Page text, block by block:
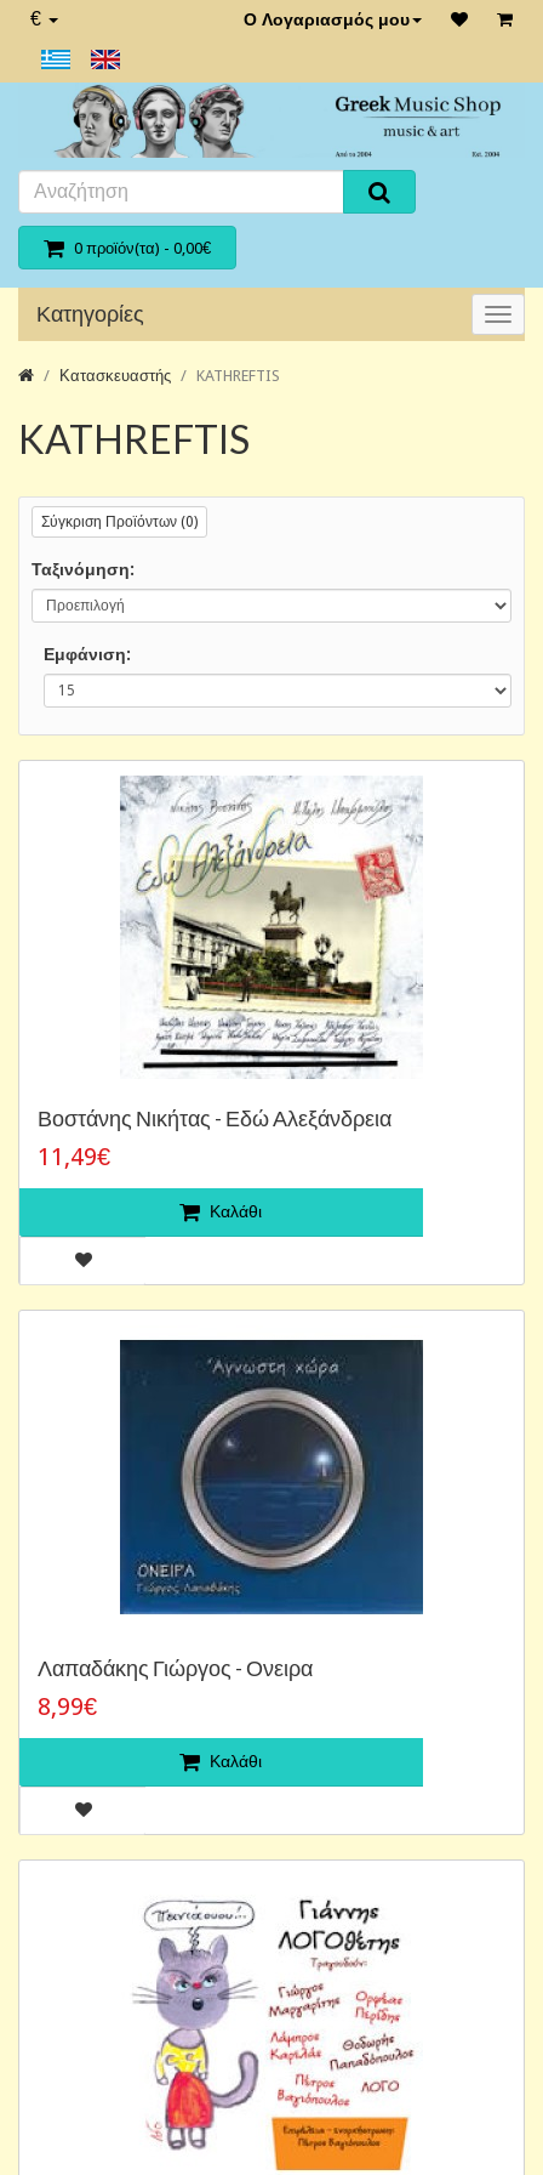
€ Ο Λογαριασμός μου
0 προϊόν(τα) - 0,00€
Κατηγορίες
Κατασκευαστής KATHREFTIS
KATHREFTIS
Σύγκριση Προϊόντων (0)
Ταξινόμηση:
Εμφάνιση:
Βοστάνης Νικήτας - Εδώ Αλεξάνδρεια
11,49€
Καλάθι
Λαπαδάκης Γιώργος - Ονειρα
8,99€
Καλάθι